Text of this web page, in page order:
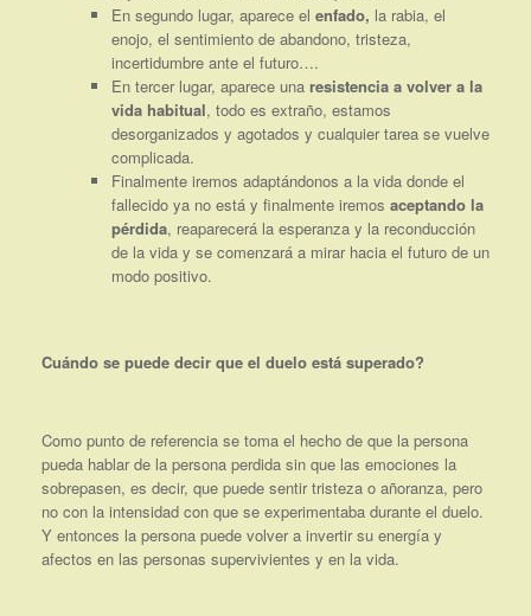
En segundo lugar, aparece el enfado, la rabia, el
enojo, el sentimiento de abandono, tristeza,
incertidumbre ante el futuro….
En tercer lugar, aparece una resistencia a volver a la
vida habitual, todo es extraño, estamos
desorganizados y agotados y cualquier tarea se vuelve
complicada.
Finalmente iremos adaptándonos a la vida donde el
fallecido ya no está y finalmente iremos aceptando la
pérdida, reaparecerá la esperanza y la reconducción
de la vida y se comenzará a mirar hacia el futuro de un
modo positivo.
Cuándo se puede decir que el duelo está superado?
Como punto de referencia se toma el hecho de que la persona
pueda hablar de la persona perdida sin que las emociones la
sobrepasen, es decir, que puede sentir tristeza o añoranza, pero
no con la intensidad con que se experimentaba durante el duelo.
Y entonces la persona puede volver a invertir su energía y
afectos en las personas supervivientes y en la vida.